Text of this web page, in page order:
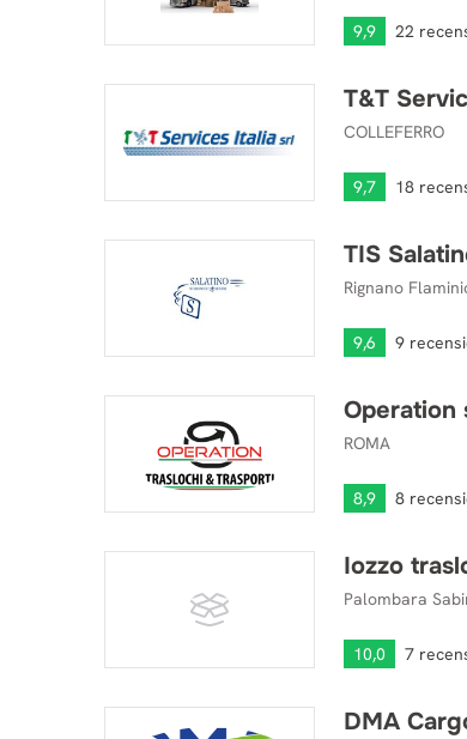
9,9 22
T&T
COLLEFERRO
9,7 18
TIS
Rignano
9,6 9
Operation
ROMA
8,9 8
Iozzo
Palombara
10,0 7
Iozzo traslochi e trasporti srl
DMA